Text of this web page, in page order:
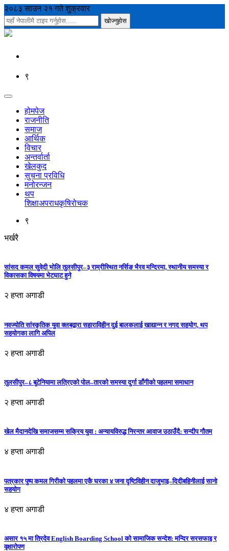
२०८३ साउन २१ गते शुक्रवार
९
होमपेज
राजनीति
समाज
आर्थिक
विचार
अन्तर्वार्ता
खेलकुद
सुचना प्रविधि
मनोरन्जन
थप
शिक्षाअपराधकृषिरोचक
९
भर्खरै
सांसद कमल सुवेदी भोलि तुलसीपुर–३ राम्रीस्थित नर्सिङ भैरव मन्दिरमा, स्थानीय समस्या र
विकासका विषयमा भेटघाट हुने
२ हप्ता अगाडी
नवज्योति सांस्कृतिक युवा क्लबद्वारा सहाराविहीन दुई बालकलाई खाद्यान्न र नगद सहयोग, थप
सहयोगका लागि अपिल
२ हप्ता अगाडी
तुलसीपुर–८ बुटेनियामा लत्रिएको पोल–तारको समस्या दुर्गा डाँगीको पहलमा समाधान
२ हप्ता अगाडी
खेल मैदानदेखि समाजसम्म सक्रिय युवा : अन्यायविरुद्ध निरन्तर आवाज उठाउँदै: सन्दीप गौतम
४ हप्ता अगाडी
पत्रकार पुष्प कमल गिरीको पहलमा एकै घरका ४ जना दृष्टिविहीन दाजुभाइ–दिदीबहिनीलाई सानो
सहयोग
४ हप्ता अगाडी
असार १५ मा त्रिदेव English Boarding School को सामाजिक सन्देश: मन्दिर सरसफाइ र
वृक्षारोपण